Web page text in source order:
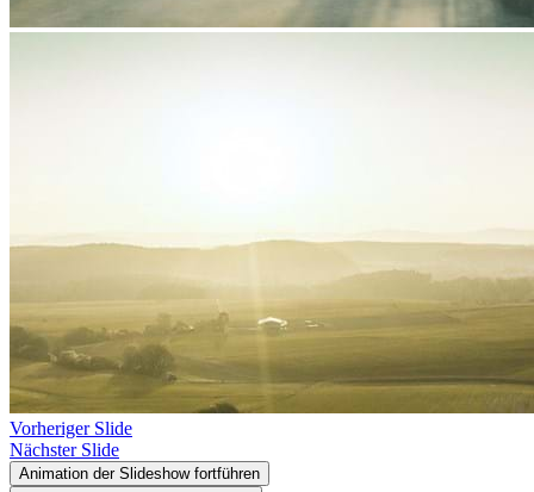
Vorheriger Slide
Nächster Slide
Animation der Slideshow fortführen